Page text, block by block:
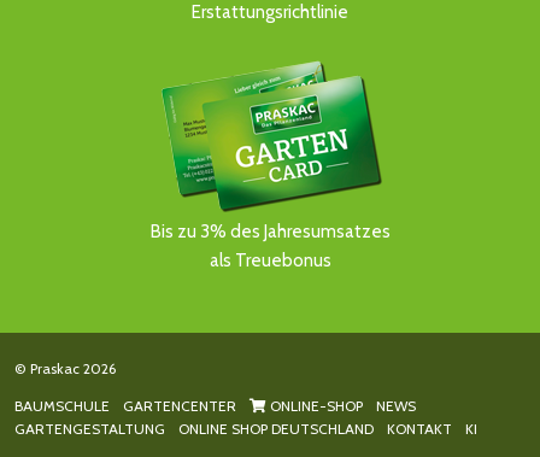
Erstattungsrichtlinie
Bis zu 3% des Jahresumsatzes
als Treuebonus
© Praskac 2026
BAUMSCHULE GARTENCENTER ONLINE-SHOP
NEWS
GARTENGESTALTUNG
ONLINE SHOP DEUTSCHLAND KONTAKT KI